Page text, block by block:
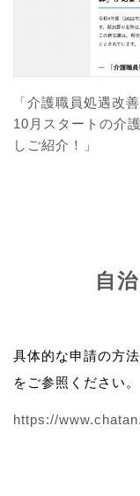
「介護職員処遇改
10月スタートの介
しご紹介！」
自
具体的な申請の方
をご参照ください。
https://